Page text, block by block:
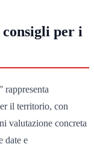
per i
rappresenta
il territorio, con
valutazione concreta
date e